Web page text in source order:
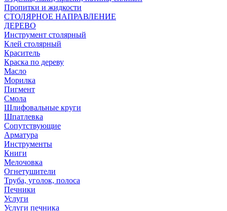
Пропитки и жидкости
СТОЛЯРНОЕ НАПРАВЛЕНИЕ
ДЕРЕВО
Инструмент столярный
Клей столярный
Краситель
Краска по дереву
Масло
Морилка
Пигмент
Смола
Шлифовальные круги
Шпатлевка
Сопутствующие
Арматура
Инструменты
Книги
Мелочовка
Огнетушители
Труба, уголок, полоса
Печники
Услуги
Услуги печника